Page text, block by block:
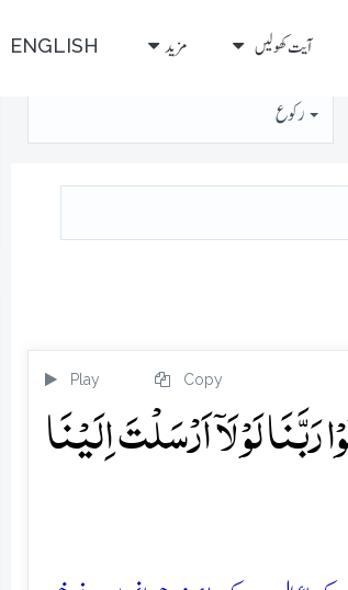
آیت کھولیں مزید ENGLISH
رُكوع
Play Copy
لَوۡ لَاۤ اَرۡسَلۡتَ اِلَیۡنَا